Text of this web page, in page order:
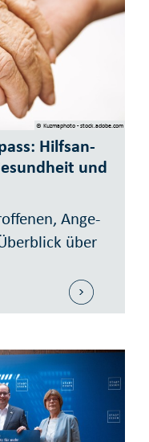
© Kuzmaphoto - stock.adobe.com
Hilfs­an­
und
Ange­
über